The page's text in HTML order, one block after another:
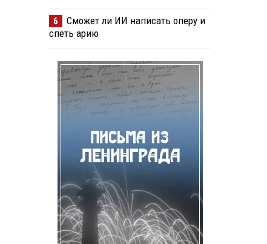
6
Сможет ли ИИ написать оперу и
спеть арию